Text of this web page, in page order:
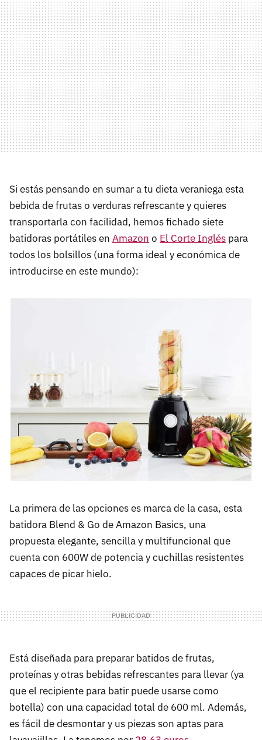
Si estás pensando en sumar a tu dieta veraniega esta
bebida de frutas o verduras refrescante y quieres
transportarla con facilidad, hemos fichado siete
batidoras portátiles en Amazon o El Corte Inglés para
todos los bolsillos (una forma ideal y económica de
introducirse en este mundo):
La primera de las opciones es marca de la casa, esta
batidora Blend & Go de Amazon Basics, una
propuesta elegante, sencilla y multifuncional que
cuenta con 600W de potencia y cuchillas resistentes
capaces de picar hielo.
Está diseñada para preparar batidos de frutas,
proteínas y otras bebidas refrescantes para llevar (ya
que el recipiente para batir puede usarse como
botella) con una capacidad total de 600 ml. Además,
es fácil de desmontar y us piezas son aptas para